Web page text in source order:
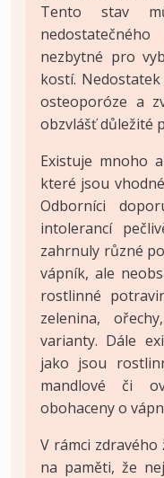
Tento stav
nezbytné pro
kostí.
osteoporóze a
obzvlášť důležité
Existuje mnoho
které jsou
Odborníci
intolerancí
zahrnuly různé
vápník, ale
rostlinné
zelenina,
varianty. Dále
jako jsou
mandlové či
obohaceny o
V rámci
na paměti, že